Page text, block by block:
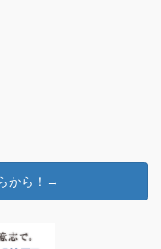
から！→